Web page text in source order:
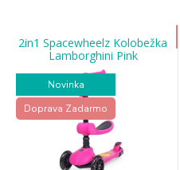
2in1 Spacewheelz Kolobežka
Lamborghini Pink
Novinka
Doprava Zadarmo